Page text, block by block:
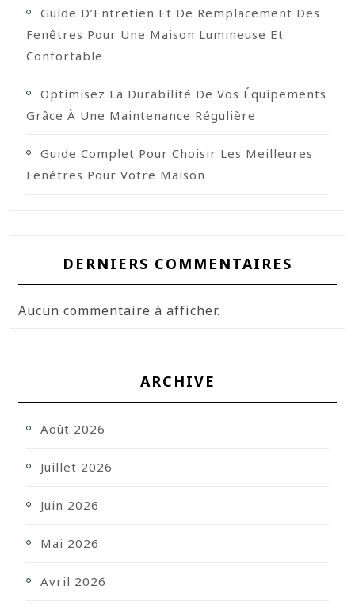
Guide D’Entretien Et De Remplacement Des
Fenêtres Pour Une Maison Lumineuse Et
Confortable
Optimisez La Durabilité De Vos Équipements
Grâce À Une Maintenance Régulière
Guide Complet Pour Choisir Les Meilleures
Fenêtres Pour Votre Maison
DERNIERS COMMENTAIRES
Aucun commentaire à afficher.
ARCHIVE
Août 2026
Juillet 2026
Juin 2026
Mai 2026
Avril 2026